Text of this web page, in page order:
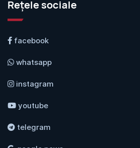
Rețele sociale
facebook
whatsapp
instagram
youtube
telegram